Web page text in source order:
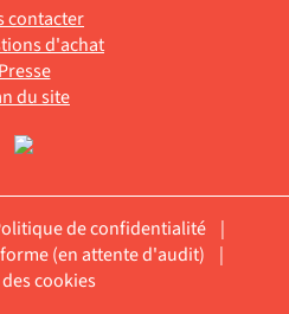
contacter
d'achat
Presse
du site
de confidentialité
|
(en attente d'audit)
|
cookies